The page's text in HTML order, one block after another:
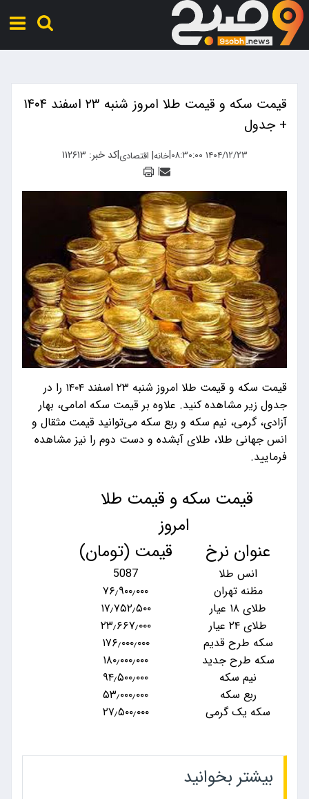
قیمت سکه و قیمت طلا امروز شنبه ۲۳ اسفند ۱۴۰۴
+ جدول
۱۴۰۴/۱۲/۲۳ ۰۸:۳۰:۰۰ |خانه| اقتصادی|کد خبر: ۱۱۲۶۱۳
|
قیمت سکه و قیمت طلا امروز شنبه ۲۳ اسفند ۱۴۰۴ را در
جدول زیر مشاهده کنید. علاوه بر قیمت سکه امامی، بهار
آزادی، گرمی، نیم سکه و ربع سکه می‌توانید قیمت مثقال و
انس جهانی طلا، طلای آبشده و دست دوم را نیز مشاهده
فرمایید.
قیمت سکه و قیمت طلا
امروز
عنوان نرخ
قیمت (تومان)
انس طلا
5087
مظنه تهران
۷۶٫۹۰۰٫۰۰۰
طلای ۱۸ عیار
۱۷٫۷۵۲٫۵۰۰
طلای ۲۴ عیار
۲۳٫۶۶۷٫۰۰۰
سکه طرح قدیم
۱۷۶٫۰۰۰٫۰۰۰
سکه طرح جدید
۱۸۰٫۰۰۰٫۰۰۰
نیم سکه
۹۴٫۵۰۰٫۰۰۰
ربع سکه
۵۳٫۰۰۰٫۰۰۰
سکه یک گرمی
۲۷٫۵۰۰٫۰۰۰
بیشتر بخوانید